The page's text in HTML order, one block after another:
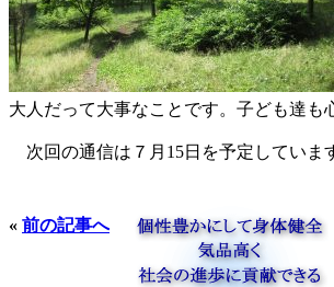
大人だって大事なことです。子ども達も
次回の通信は７月15日を予定していま
« 前の記事へ